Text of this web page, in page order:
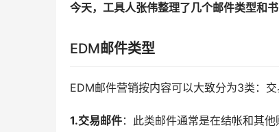
今天，工具人张伟整理了几个邮件类型和
EDM邮件类型
EDM邮件营销按内容可以大致分为3类：交
1.交易邮件：此类邮件通常是在结帐和其